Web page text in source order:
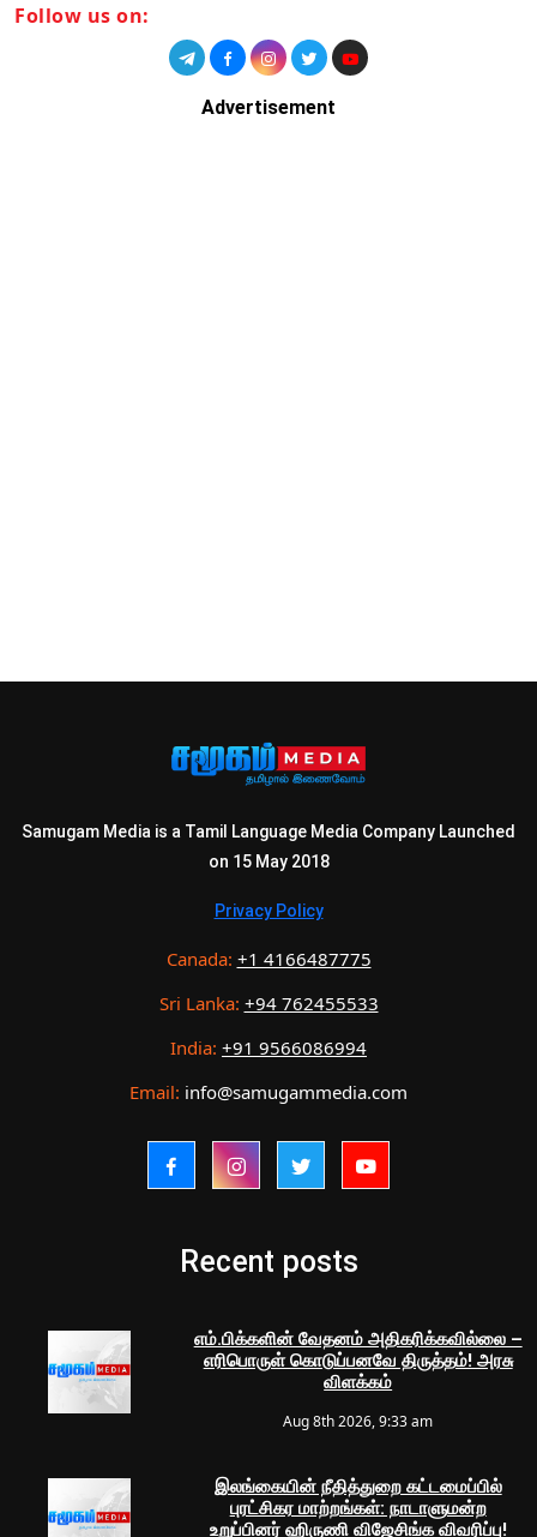
Follow us on:
Advertisement
Samugam Media is a Tamil Language Media Company Launched
on 15 May 2018
Privacy Policy
Canada: +1 4166487775
Sri Lanka: +94 762455533
India: +91 9566086994
Email: info@samugammedia.com
Recent posts
எம்.பிக்களின் வேதனம் அதிகரிக்கவில்லை –
எரிபொருள் கொடுப்பனவே திருத்தம்! அரசு
விளக்கம்
Aug 8th 2026, 9:33 am
இலங்கையின் நீதித்துறை கட்டமைப்பில்
புரட்சிகர மாற்றங்கள்: நாடாளுமன்ற
உறுப்பினர் ஹிருணி விஜேசிங்க விவரிப்பு!